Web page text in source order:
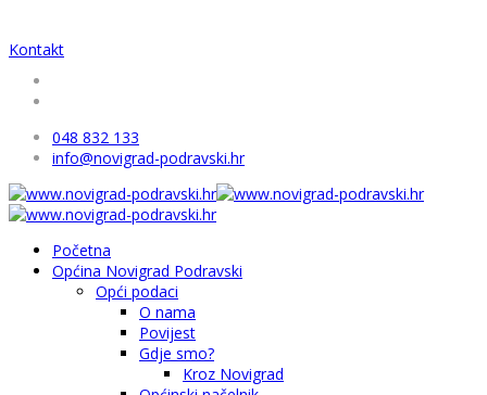
Kontakt
048 832 133
info@novigrad-podravski.hr
Početna
Općina Novigrad Podravski
Opći podaci
O nama
Povijest
Gdje smo?
Kroz Novigrad